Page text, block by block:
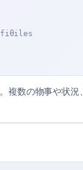
複数の物事や状